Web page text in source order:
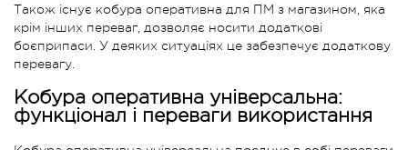
Також існує кобура оперативна для ПМ з магазином, яка
крім інших переваг, дозволяє носити додаткові
боєприпаси. У деяких ситуаціях це забезпечує додаткову
перевагу.
Кобура оперативна універсальна:
функціонал і переваги використання